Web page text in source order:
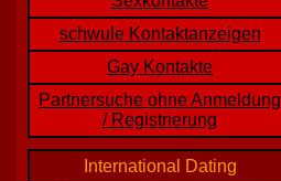
schwule Kontaktanzeigen
Gay Kontakte
Partnersuche ohne Anmeldung
/ Registrierung
International Dating